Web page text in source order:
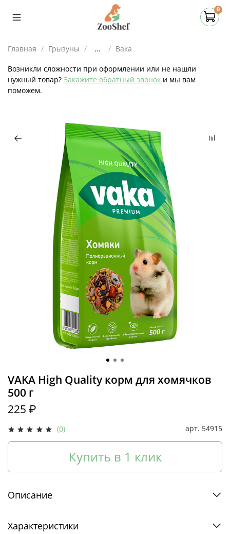
0
Главная Грызуны ... Вака
Возникли сложности при оформлении или не нашли
нужный товар? Закажите обратный звонок и мы вам
поможем.
(0) арт. 54915
VAKA High Quality корм для хомячков
500 г
225 ₽
Купить в 1 клик
Описание
Характеристики